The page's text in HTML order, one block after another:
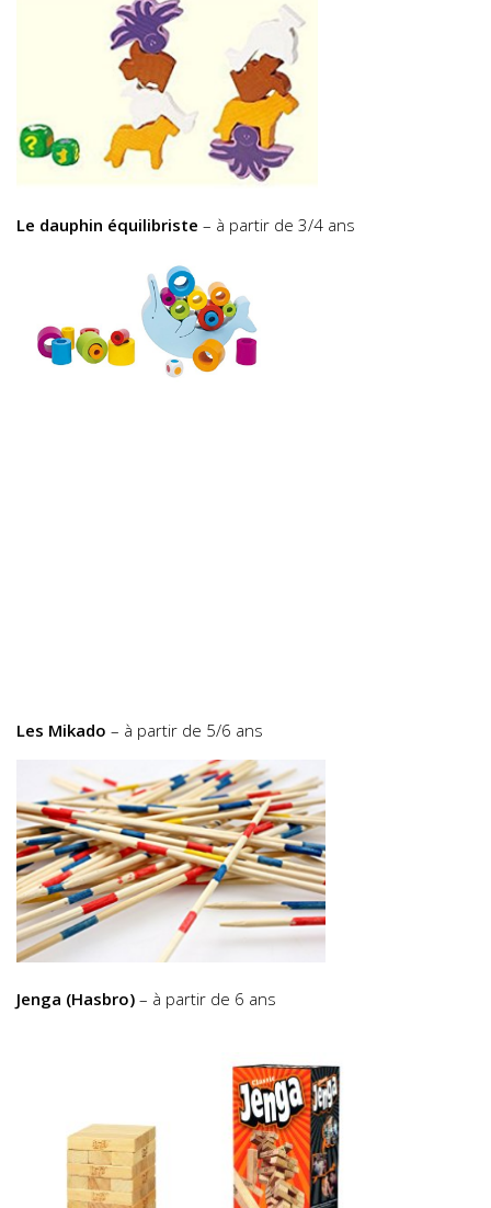
Le dauphin équilibriste – à partir de 3/4 ans
Les Mikado – à partir de 5/6 ans
Jenga (Hasbro) – à partir de 6 ans